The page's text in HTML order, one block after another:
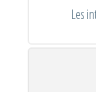
Les